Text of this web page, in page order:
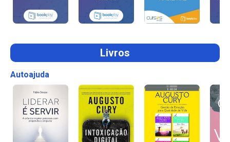
Livros
Autoajuda